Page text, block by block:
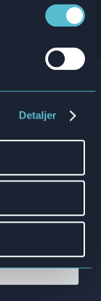
Detaljer
ta
nytt